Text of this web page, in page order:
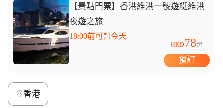
【景點門票】香港維港一號遊艇維港
夜遊之旅
18:00前可訂今天
HKD78起
預訂
香港